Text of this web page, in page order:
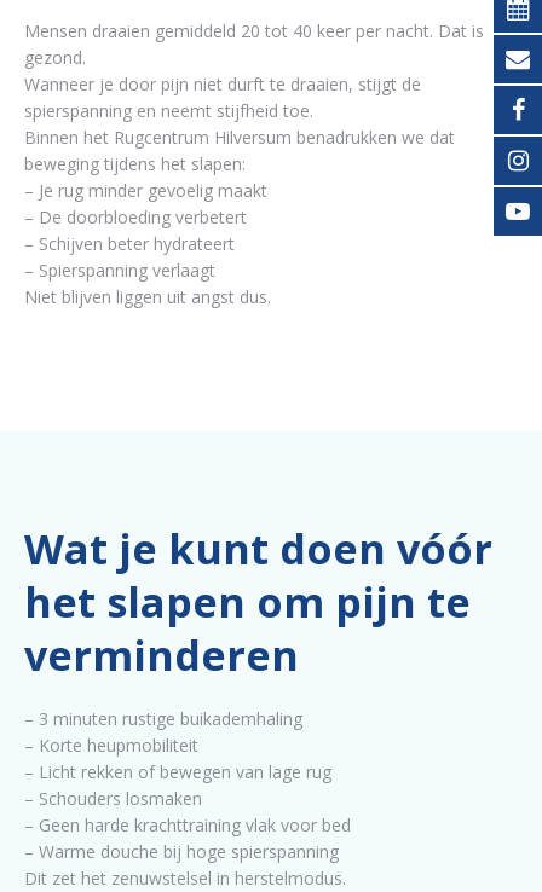
Mensen draaien gemiddeld 20 tot 40 keer per nacht. Dat is
gezond.
Wanneer je door pijn niet durft te draaien, stijgt de
spierspanning en neemt stijfheid toe.
Binnen het Rugcentrum Hilversum benadrukken we dat
beweging tijdens het slapen:
– Je rug minder gevoelig maakt
– De doorbloeding verbetert
– Schijven beter hydrateert
– Spierspanning verlaagt
Niet blijven liggen uit angst dus.
Wat je kunt doen vóór
het slapen om pijn te
verminderen
– 3 minuten rustige buikademhaling
– Korte heupmobiliteit
– Licht rekken of bewegen van lage rug
– Schouders losmaken
– Geen harde krachttraining vlak voor bed
– Warme douche bij hoge spierspanning
Dit zet het zenuwstelsel in herstelmodus.